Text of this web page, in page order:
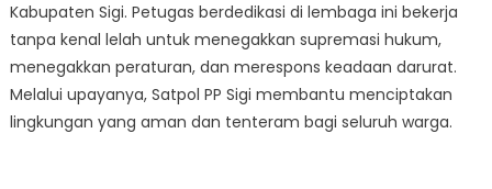
Kabupaten Sigi. Petugas berdedikasi di lembaga ini bekerja
tanpa kenal lelah untuk menegakkan supremasi hukum,
menegakkan peraturan, dan merespons keadaan darurat.
Melalui upayanya, Satpol PP Sigi membantu menciptakan
lingkungan yang aman dan tenteram bagi seluruh warga.